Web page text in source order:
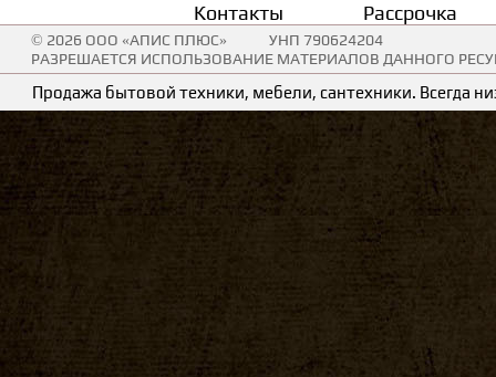
Контакты Рассрочка
© 2026 ООО «АПИС ПЛЮС»
УНП 790624204
РАЗРЕШАЕТСЯ ИСПОЛЬЗОВАНИЕ МАТЕРИАЛОВ ДАННОГО
Продажа бытовой техники, мебели, сантехники. Всегда